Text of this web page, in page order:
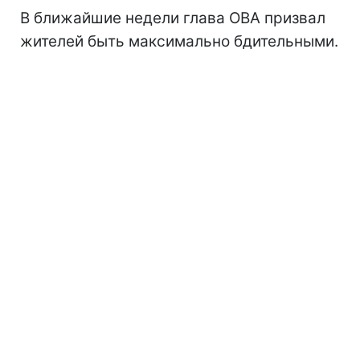
В ближайшие недели глава ОВА призвал
жителей быть максимально бдительными.